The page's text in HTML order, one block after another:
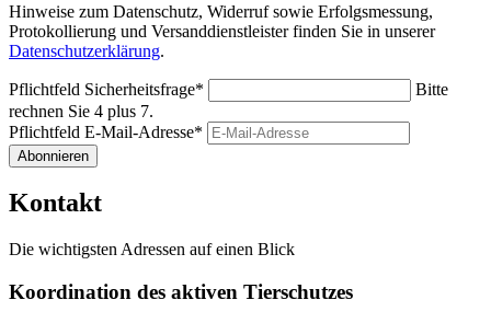
Hinweise zum Datenschutz, Widerruf sowie Erfolgsmessung,
Protokollierung und Versanddienstleister finden Sie in unserer
Datenschutzerklärung.
Pflichtfeld Sicherheitsfrage*
Bitte
rechnen Sie 4 plus 7.
Pflichtfeld E-Mail-Adresse*
Abonnieren
Kontakt
Die wichtigsten Adressen auf einen Blick
Koordination des aktiven Tierschutzes